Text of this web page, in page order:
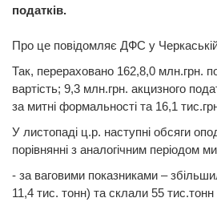
податків.
Про це повідомляє ДФС у
Так, перераховано 162,8,0 млн.грн.
вартість; 9,3 млн.грн. акцизного
за митні формальності та 16,1
У листопаді ц.р. наступні обсяги
порівнянні з аналогічним періодом
- за ваговими показниками –
11,4 тис. тонн) та склали 55